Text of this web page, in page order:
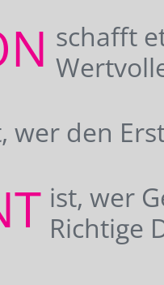
schafft
wer den
ist, wer
Richtige